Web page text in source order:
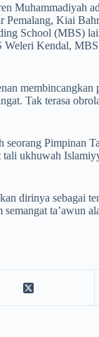
Kiai
School (MBS)
Kendal,
Tak terasa
Pimpinan
tali ukhuwah
dirinya sebagai
ta’awun